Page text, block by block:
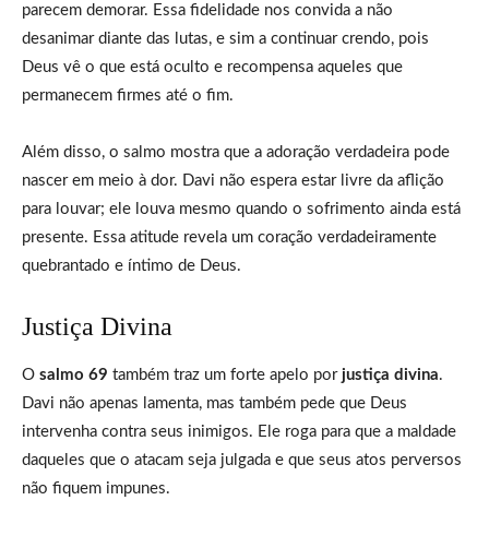
parecem demorar. Essa fidelidade nos convida a não
desanimar diante das lutas, e sim a continuar crendo, pois
Deus vê o que está oculto e recompensa aqueles que
permanecem firmes até o fim.
Além disso, o salmo mostra que a adoração verdadeira pode
nascer em meio à dor. Davi não espera estar livre da aflição
para louvar; ele louva mesmo quando o sofrimento ainda está
presente. Essa atitude revela um coração verdadeiramente
quebrantado e íntimo de Deus.
Justiça Divina
O salmo 69 também traz um forte apelo por justiça divina.
Davi não apenas lamenta, mas também pede que Deus
intervenha contra seus inimigos. Ele roga para que a maldade
daqueles que o atacam seja julgada e que seus atos perversos
não fiquem impunes.